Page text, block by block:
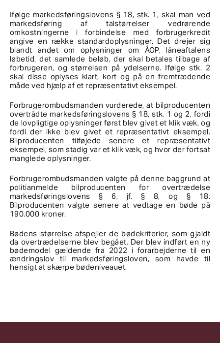
Ifølge markedsføringslovens § 18, stk. 1, skal man ved
markedsføring af talstørrelser vedrørende
omkostningerne i forbindelse med forbrugerkredit
angive en række standardoplysninger. Det drejer sig
blandt andet om oplysninger om ÅOP, låneaftalens
løbetid, det samlede beløb, der skal betales tilbage af
forbrugeren, og størrelsen på ydelserne. Ifølge stk. 2
skal disse oplyses klart, kort og på en fremtrædende
måde ved hjælp af et repræsentativt eksempel.
Forbrugerombudsmanden vurderede, at bilproducenten
overtrådte markedsføringslovens § 18, stk. 1 og 2, fordi
de lovpligtige oplysninger først blev givet et klik væk, og
fordi der ikke blev givet et repræsentativt eksempel.
Bilproducenten tilføjede senere et repræsentativt
eksempel, som stadig var et klik væk, og hvor der fortsat
manglede oplysninger.
Forbrugerombudsmanden valgte på denne baggrund at
politianmelde bilproducenten for overtrædelse
markedsføringslovens § 6, jf. § 8, og § 18.
Bilproducenten valgte senere at vedtage en bøde på
190.000 kroner.
Bødens størrelse afspejler de bødekriterier, som gjaldt
da overtrædelserne blev begået. Der blev indført en ny
bødemodel gældende fra 2022 i forarbejderne til en
ændringslov til markedsføringsloven, som havde til
hensigt at skærpe bødeniveauet.